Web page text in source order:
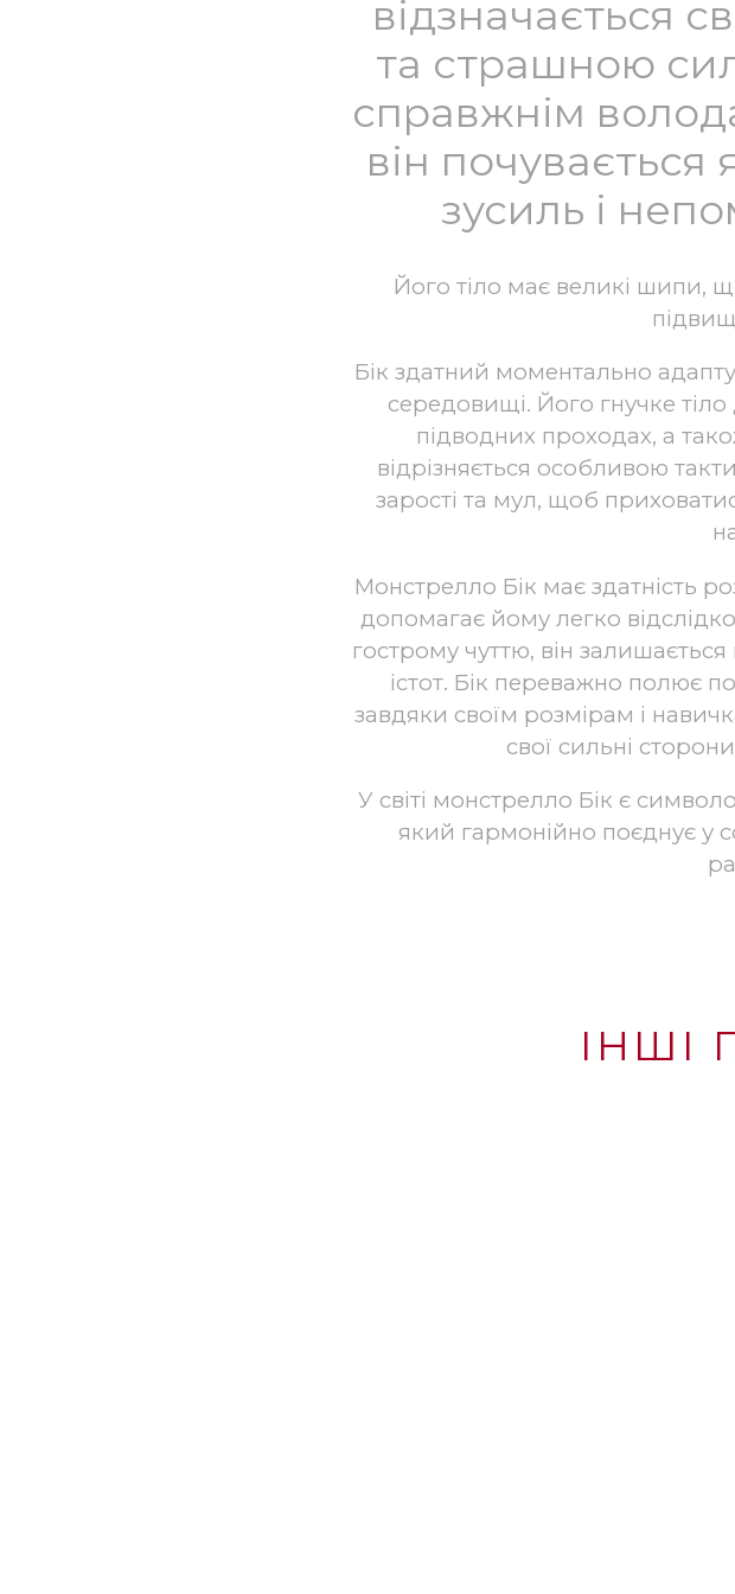
відзначається
та страшною
справжнім
він
зусиль і
Його тіло має великі шипи,
Бік здатний моментально
середовищі. Його гнучке
підводних проходах, а
відрізняється особливою
зарості та мул, щоб
Монстрелло Бік має здатність
допомагає йому легко
гострому чуттю, він
істот. Бік переважно полює
завдяки своїм розмірам і
свої сильні
У світі монстрелло Бік є
який гармонійно поєднує у
ІНШІ